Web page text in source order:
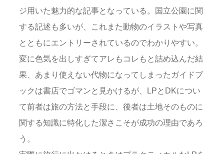
ジ用いた魅力的な記事となっている。国立公園に関
する記述も多いが、これまた動物のイラストや写真
とともにエントリーされているのでわかりやすい。
変に色気を出しすぎてアレもコレもと詰め込んだ結
果、あまり使えない代物になってしまったガイドブ
ックは書店でゴマンと見かけるが、LPとDKについ
て前者は旅の方法と手段に、後者は土地そのものに
関する知識に特化した潔さこそが成功の理由であろ
う。